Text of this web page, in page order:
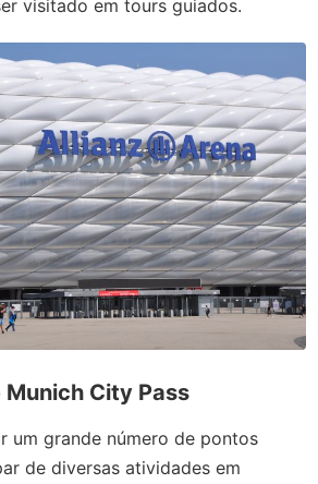
visitado em tours guiados.
Munich City Pass
um grande número de pontos
de diversas atividades em